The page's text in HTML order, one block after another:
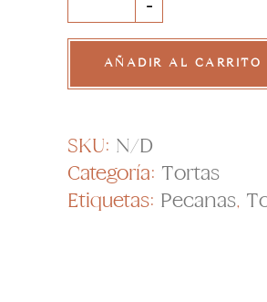
Pecanas
quantity
-
AÑADIR AL CARRITO
SKU: N/D
Categoría: Tortas
Etiquetas: Pecanas,